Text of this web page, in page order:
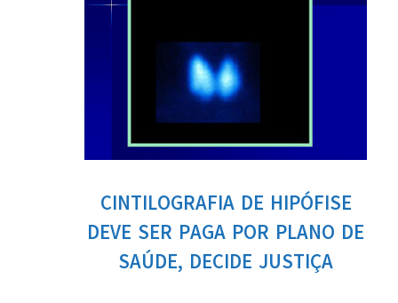
CINTILOGRAFIA DE HIPÓFISE
DEVE SER PAGA POR PLANO DE
SAÚDE, DECIDE JUSTIÇA